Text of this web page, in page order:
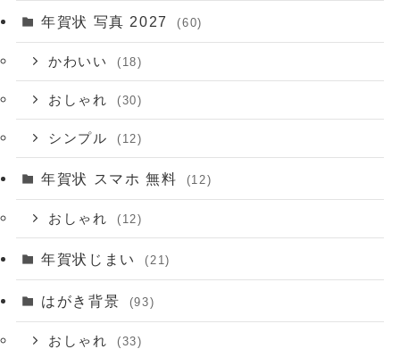
年賀状 写真 2027 (60)
かわいい (18)
おしゃれ (30)
シンプル (12)
年賀状 スマホ 無料 (12)
おしゃれ (12)
年賀状じまい (21)
はがき背景 (93)
おしゃれ (33)